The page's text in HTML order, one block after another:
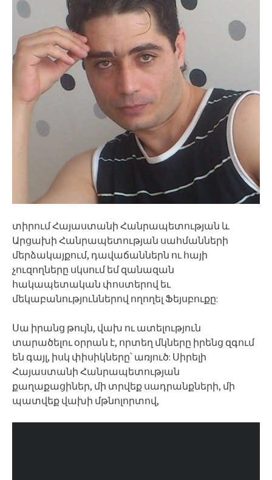
տիրում Հայաստանի Հանրապետության և
Արցախի Հանրապետության սահմանների
մերձակայքում, դավաճաններն ու հայի
չուզողները սկսում եմ զանազան
հակապետական փոստերով եւ
մեկաբանություններով ողողել Ֆեյսբուքը:
Սա իրանց թույն, վախ ու ատելություն
տարածելու օրրան է, որտեղ մկները իրենց զգում
են գայլ, իսկ փիսիկները՝ առյուծ: Սիրելի
Հայաստանի Հանրապետության
քաղաքացիներ, մի տրվեք սադրանքների, մի
պատվեք վախի մթնոլորտով,